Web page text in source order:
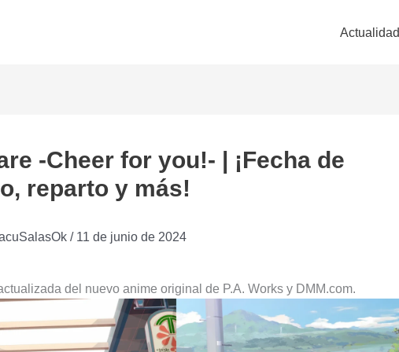
Actualidad
-Cheer for you!- | ¡Fecha de
reparto y más!
/ 11 de junio de 2024
del nuevo anime original de P.A. Works y DMM.com.